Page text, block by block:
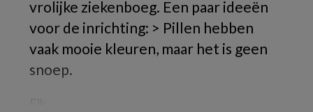
vrolijke ziekenboeg. Een paar ideeën
voor de inrichting: > Pillen hebben
vaak mooie kleuren, maar het is geen
snoep.